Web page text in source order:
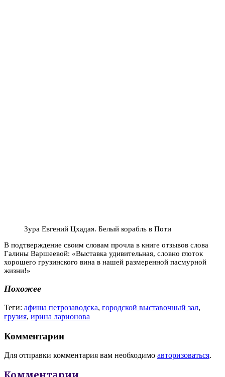
Зура Евгений Цхадая. Белый корабль в Поти
В подтверждение своим словам прочла в книге отзывов слова
Галины Варшеевой: «Выставка удивительная, словно глоток
хорошего грузинского вина в нашей размеренной пасмурной
жизни!»
Похожее
Теги: афиша петрозаводска, городской выставочный зал,
грузия, ирина ларионова
Комментарии
Для отправки комментария вам необходимо авторизоваться.